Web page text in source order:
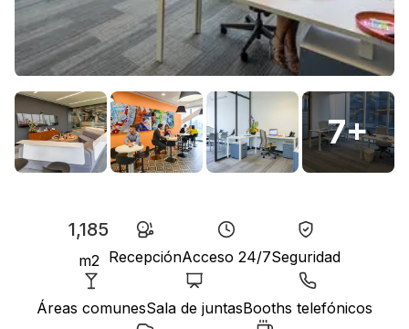
7+
1,185
m2 RecepciónAcceso 24/7Seguridad
Áreas comunesSala de juntasBooths telefónicos